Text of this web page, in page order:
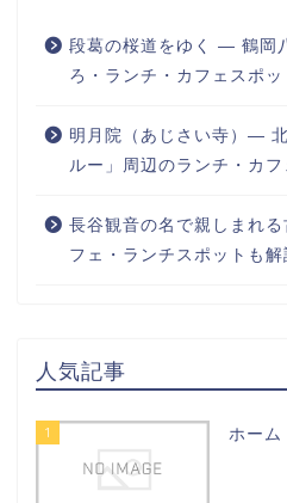
段葛の桜道をゆく ― 鶴岡
ろ・ランチ・カフェスポッ
明月院（あじさい寺）―
ルー」周辺のランチ・カ
長谷観音の名で親しまれ
フェ・ランチスポットも解
人気記事
1 ホーム